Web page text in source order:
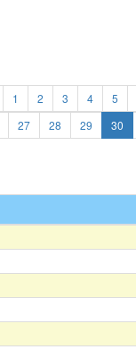
1 2 3 4 5
27 28 29 30